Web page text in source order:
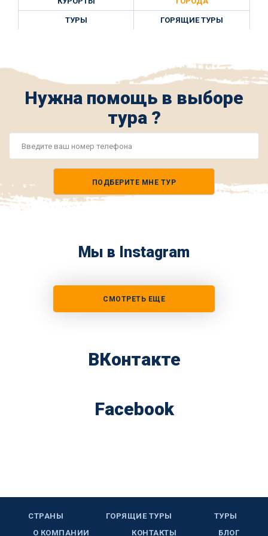
ТУРЫ ГОРЯЩИЕ ТУРЫ
Нужна помощь в выборе
тура ?
ПОДБЕРИТЕ МНЕ ТУР
Мы в Instagram
СМОТРЕТЬ ЕЩЕ
ВКонтакте
Facebook
СТРАНЫ ГОРЯЩИЕ ТУРЫ
ТУРЫ
О КОМПАНИИ
КОНТАКТЫ БЛОГ